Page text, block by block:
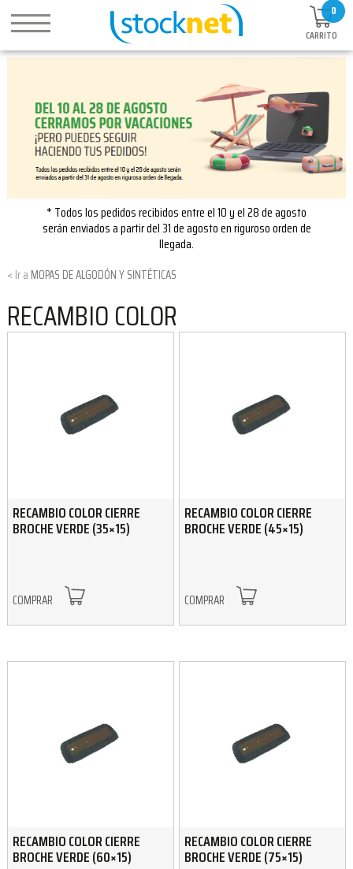
0
CARRITO
* Todos los pedidos recibidos entre el 10 y el 28 de agosto
serán enviados a partir del 31 de agosto en riguroso orden de
llegada.
MOPAS DE ALGODÓN Y SINTÉTICAS
RECAMBIO COLOR
RECAMBIO COLOR CIERRE
BROCHE VERDE (35×15)
COMPRAR
RECAMBIO COLOR CIERRE
BROCHE VERDE (45×15)
COMPRAR
RECAMBIO COLOR CIERRE
BROCHE VERDE (60×15)
RECAMBIO COLOR CIERRE
BROCHE VERDE (75×15)